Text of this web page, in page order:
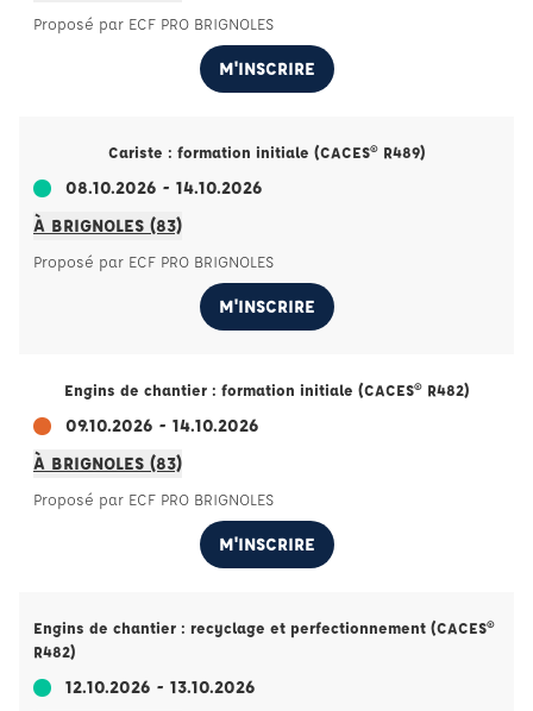
Proposé par ECF PRO BRIGNOLES
M'INSCRIRE
Cariste : formation initiale (CACES® R489)
08.10.2026 - 14.10.2026
À BRIGNOLES (83)
Proposé par ECF PRO BRIGNOLES
M'INSCRIRE
Engins de chantier : formation initiale (CACES® R482)
09.10.2026 - 14.10.2026
À BRIGNOLES (83)
Proposé par ECF PRO BRIGNOLES
M'INSCRIRE
Engins de chantier : recyclage et perfectionnement (CACES®
R482)
12.10.2026 - 13.10.2026